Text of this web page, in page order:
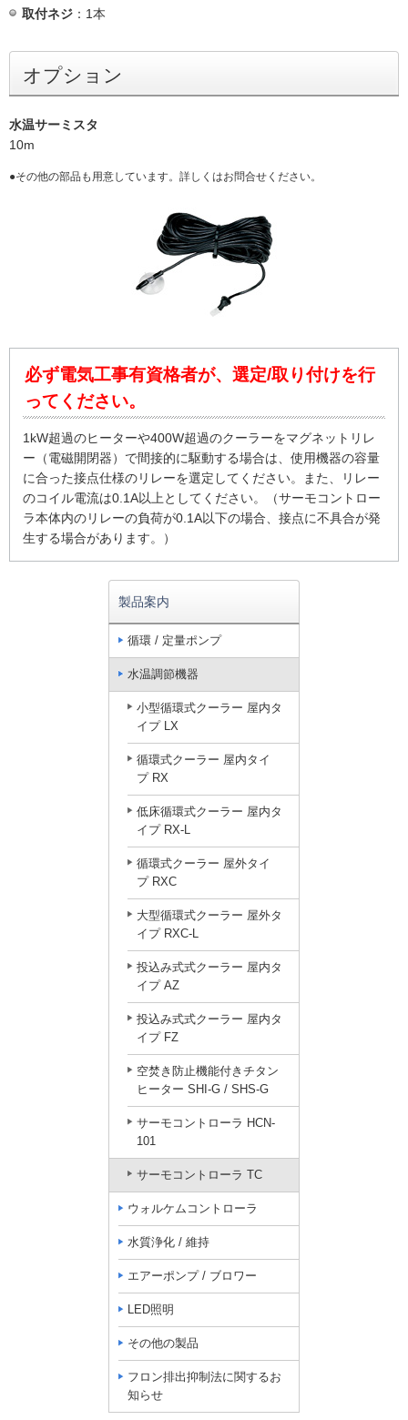
取付ネジ ：1本
オプション
水温サーミスタ
10m
●その他の部品も用意しています。詳しくはお問合せください。
必ず電気工事有資格者が、選定/取り付けを行
ってください。
1kW超過のヒーターや400W超過のクーラーをマグネットリレ
ー（電磁開閉器）で間接的に駆動する場合は、使用機器の容量
に合った接点仕様のリレーを選定してください。また、リレー
のコイル電流は0.1A以上としてください。（サーモコントロー
ラ本体内のリレーの負荷が0.1A以下の場合、接点に不具合が発
生する場合があります。）
製品案内
循環 / 定量ポンプ
水温調節機器
小型循環式クーラー 屋内タ
イプ LX
循環式クーラー 屋内タイ
プ RX
低床循環式クーラー 屋内タ
イプ RX-L
循環式クーラー 屋外タイ
プ RXC
大型循環式クーラー 屋外タ
イプ RXC-L
投込み式式クーラー 屋内タ
イプ AZ
投込み式式クーラー 屋内タ
イプ FZ
空焚き防止機能付きチタン
ヒーター SHI-G / SHS-G
サーモコントローラ HCN-
101
サーモコントローラ TC
ウォルケムコントローラ
水質浄化 / 維持
エアーポンプ / ブロワー
LED照明
その他の製品
フロン排出抑制法に関するお
知らせ